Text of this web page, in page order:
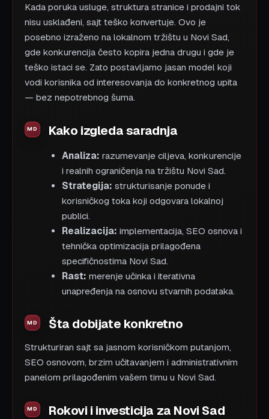
Kada poruka usluge, struktura stranice i prodajni tok
nisu usklađeni, sajt teško konvertuje. Ovo je
posebno izraženo na lokalnom tržištu u Novi Sad,
gde konkurencija često kopira jedna drugu i gde je
teško istaci se. Zato postavljamo jasan model koji
vodi korisnika od interesovanja do konkretnog upita
— bez nepotrebnog šuma.
Kako izgleda saradnja
Analiza: razumevanje ciljeva, konkurencije
i realnih ograničenja na tržištu Novi Sad.
Strategija: strukturisanje ponude i
korisničkog toka koji odgovara lokalnoj
publici.
Realizacija: implementacija, SEO osnova i
tehnička optimizacija prilagođena
specifičnostima Novi Sad.
Rast: merenje učinka i iterativna
unapređenja na osnovu stvarnih podataka.
Šta dobijate konkretno
Strukturiran sajt sa jasnom korisničkom putanjom,
SEO osnovom, brzim učitavanjem i administrativnim
panelom prilagođenim vašem timu u Novi Sad.
Rokovi i investicija za Novi Sad